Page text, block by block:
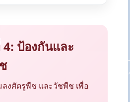
ป้องกันและ
งศัตรูพืช และวัชพืช เพื่อ